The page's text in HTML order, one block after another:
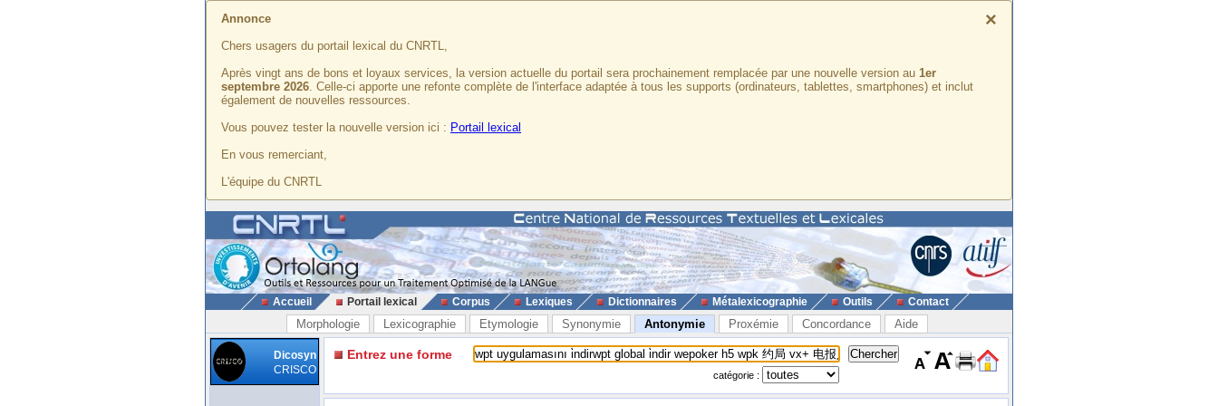
×
Annonce
Chers usagers du portail lexical du CNRTL,
Après vingt ans de bons et loyaux services, la version actuelle du portail sera prochainement remplacée par une nouvelle version au 1er
septembre 2026. Celle-ci apporte une refonte complète de l'interface adaptée à tous les supports (ordinateurs, tablettes, smartphones) et inclut
également de nouvelles ressources.
Vous pouvez tester la nouvelle version ici : Portail lexical
En vous remerciant,
L'équipe du CNRTL
Accueil Portail lexical Corpus Lexiques Dictionnaires Métalexicographie Outils Contact
Morphologie Lexicographie Etymologie Synonymie Antonymie Proxémie Concordance Aide
Dicosyn
CRISCO
Entrez une forme
catégorie :